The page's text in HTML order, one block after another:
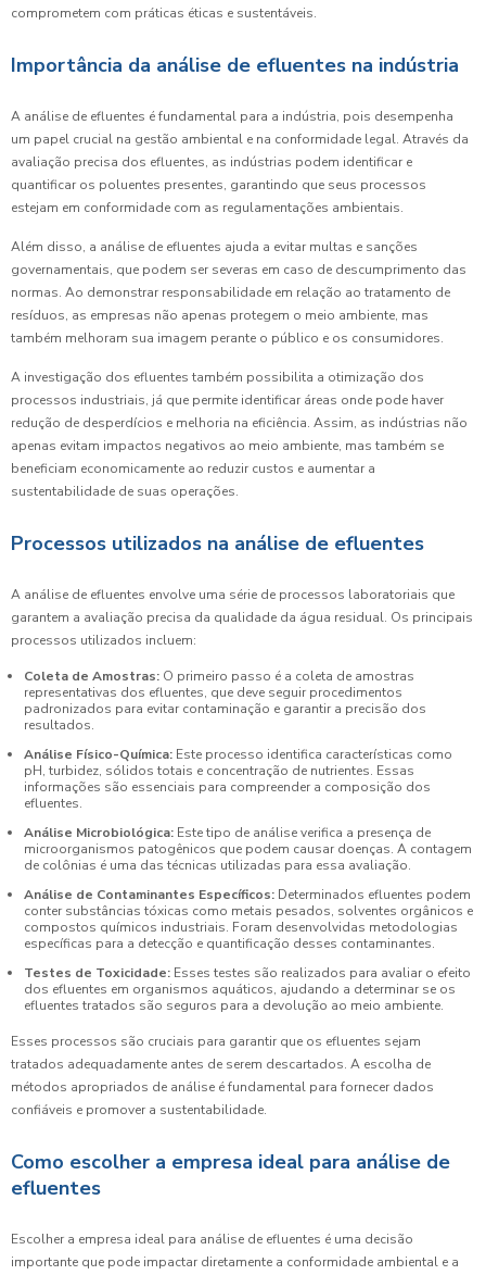
comprometem com práticas éticas e sustentáveis.
Importância da análise de efluentes na indústria
A análise de efluentes é fundamental para a indústria, pois desempenha
um papel crucial na gestão ambiental e na conformidade legal. Através da
avaliação precisa dos efluentes, as indústrias podem identificar e
quantificar os poluentes presentes, garantindo que seus processos
estejam em conformidade com as regulamentações ambientais.
Além disso, a análise de efluentes ajuda a evitar multas e sanções
governamentais, que podem ser severas em caso de descumprimento das
normas. Ao demonstrar responsabilidade em relação ao tratamento de
resíduos, as empresas não apenas protegem o meio ambiente, mas
também melhoram sua imagem perante o público e os consumidores.
A investigação dos efluentes também possibilita a otimização dos
processos industriais, já que permite identificar áreas onde pode haver
redução de desperdícios e melhoria na eficiência. Assim, as indústrias não
apenas evitam impactos negativos ao meio ambiente, mas também se
beneficiam economicamente ao reduzir custos e aumentar a
sustentabilidade de suas operações.
Processos utilizados na análise de efluentes
A análise de efluentes envolve uma série de processos laboratoriais que
garantem a avaliação precisa da qualidade da água residual. Os principais
processos utilizados incluem:
Coleta de Amostras: O primeiro passo é a coleta de amostras
representativas dos efluentes, que deve seguir procedimentos
padronizados para evitar contaminação e garantir a precisão dos
resultados.
Análise Físico-Química: Este processo identifica características como
pH, turbidez, sólidos totais e concentração de nutrientes. Essas
informações são essenciais para compreender a composição dos
efluentes.
Análise Microbiológica: Este tipo de análise verifica a presença de
microorganismos patogênicos que podem causar doenças. A contagem
de colônias é uma das técnicas utilizadas para essa avaliação.
Análise de Contaminantes Específicos: Determinados efluentes podem
conter substâncias tóxicas como metais pesados, solventes orgânicos e
compostos químicos industriais. Foram desenvolvidas metodologias
específicas para a detecção e quantificação desses contaminantes.
Testes de Toxicidade: Esses testes são realizados para avaliar o efeito
dos efluentes em organismos aquáticos, ajudando a determinar se os
efluentes tratados são seguros para a devolução ao meio ambiente.
Esses processos são cruciais para garantir que os efluentes sejam
tratados adequadamente antes de serem descartados. A escolha de
métodos apropriados de análise é fundamental para fornecer dados
confiáveis e promover a sustentabilidade.
Como escolher a empresa ideal para análise de
efluentes
Escolher a empresa ideal para análise de efluentes é uma decisão
importante que pode impactar diretamente a conformidade ambiental e a